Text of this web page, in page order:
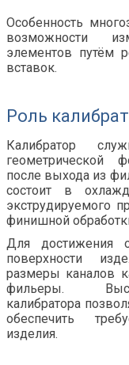
Особенность
возможности
элементов путём
вставок.
Роль
Калибратор
геометрической
после выхода из
состоит в
экструдируемого
финишной
Для достижения
поверхности
размеры каналов
фильеры.
калибратора
обеспечить
изделия.